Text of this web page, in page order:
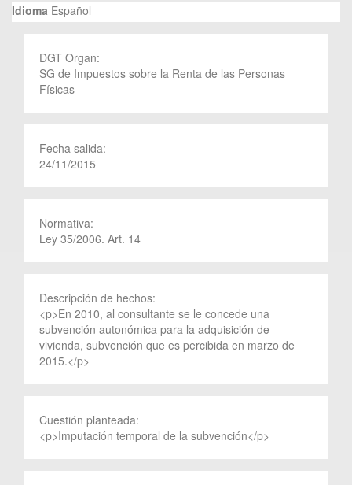
Idioma Español
DGT Organ:
SG de Impuestos sobre la Renta de las Personas
Físicas
Fecha salida:
24/11/2015
Normativa:
Ley 35/2006. Art. 14
Descripción de hechos:
<p>En 2010, al consultante se le concede una
subvención autonómica para la adquisición de
vivienda, subvención que es percibida en marzo de
2015.</p>
Cuestión planteada:
<p>Imputación temporal de la subvención</p>